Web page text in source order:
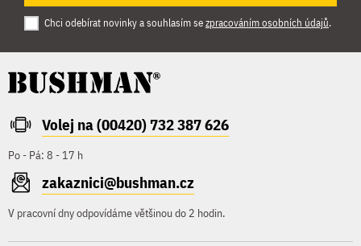
Chci odebírat novinky a souhlasím sezpracováním osobních údajů.
Volej na (00420) 732 387 626
Po - Pá: 8 - 17 h
zakaznici@bushman.cz
V pracovní dny odpovídáme většinou do 2 hodin.